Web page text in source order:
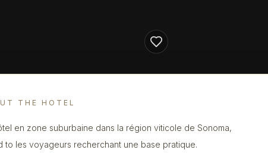
THE HOTEL
en zone suburbaine dans la région viticole de Sonoma,
to les voyageurs recherchant une base pratique.